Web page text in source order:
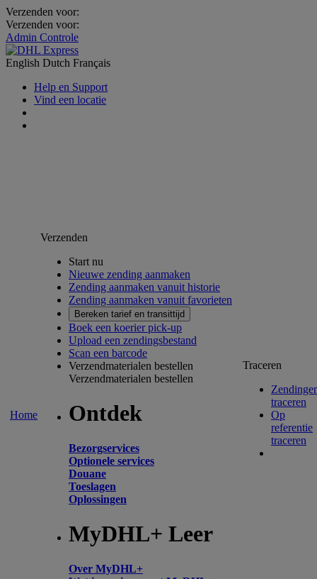
Verzenden voor:
Verzenden voor:
Admin Controle
English Dutch Français
Help en Support
Vind een locatie
Home
Verzenden
Start nu
Nieuwe zending aanmaken
Zending aanmaken vanuit historie
Zending aanmaken vanuit favorieten
Bereken tarief en transittijd
Boek een koerier pick-up
Upload een zendingsbestand
Scan een barcode
Verzendmaterialen bestellen
Verzendmaterialen bestellen
Ontdek
Bezorgservices
Optionele services
Douane
Toeslagen
Oplossingen
MyDHL+ Leer
Over MyDHL+
Traceren
traceren
Op
referentie
traceren